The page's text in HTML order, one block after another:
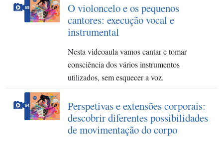
O violoncelo e os pequenos
cantores: execução vocal e
instrumental
Nesta videoaula vamos cantar e tomar
consciência dos vários instrumentos
utilizados, sem esquecer a voz.
Perspetivas e extensões corporais:
descobrir diferentes possibilidades
de movimentação do corpo